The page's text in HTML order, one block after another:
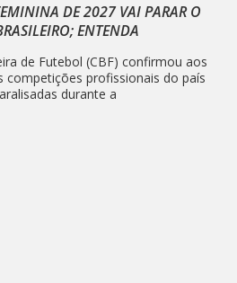
DE 2027 VAI PARAR O
ENTENDA
de Futebol (CBF) confirmou aos
competições profissionais do país
durante a